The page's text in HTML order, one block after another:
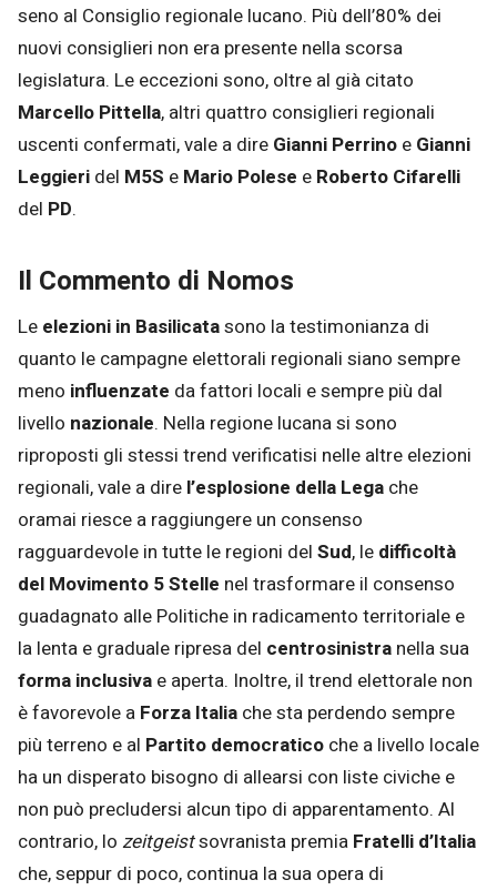
seno al Consiglio regionale lucano. Più dell’80% dei
nuovi consiglieri non era presente nella scorsa
legislatura. Le eccezioni sono, oltre al già citato
Marcello Pittella, altri quattro consiglieri regionali
uscenti confermati, vale a dire Gianni Perrino e Gianni
Leggieri del M5S e Mario Polese e Roberto Cifarelli
del PD.
Il Commento di Nomos
Le elezioni in Basilicatasono la testimonianza di
quanto le campagne elettorali regionali siano sempre
meno influenzate da fattori locali e sempre più dal
livello nazionale. Nella regione lucana si sono
riproposti gli stessi trend verificatisi nelle altre elezioni
regionali, vale a dire l’esplosione della Lega che
oramai riesce a raggiungere un consenso
ragguardevole in tutte le regioni del Sud, le difficoltà
del Movimento 5 Stelle nel trasformare il consenso
guadagnato alle Politiche in radicamento territoriale e
la lenta e graduale ripresa del centrosinistra nella sua
forma inclusiva e aperta. Inoltre, il trend elettorale non
è favorevole a Forza Italia che sta perdendo sempre
più terreno e al Partito democratico che a livello locale
ha un disperato bisogno di allearsi con liste civiche e
non può precludersi alcun tipo di apparentamento. Al
contrario, lo zeitgeistsovranista premia Fratelli d’Italia
che, seppur di poco, continua la sua opera di